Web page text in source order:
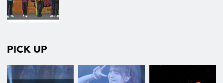
PICK UP